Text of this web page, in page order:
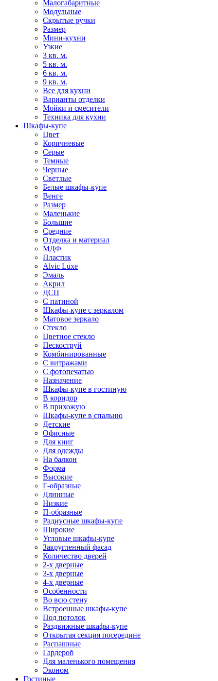
Малогабаритные
Модульные
Скрытые ручки
Размер
Мини-кухни
Узкие
3 кв. м.
5 кв. м.
6 кв. м.
9 кв. м.
Все для кухни
Варианты отделки
Мойки и смесители
Техника для кухни
Шкафы-купе
Цвет
Коричневые
Серые
Темные
Черные
Светлые
Белые шкафы-купе
Венге
Размер
Маленькие
Большие
Средние
Отделка и материал
МДФ
Пластик
Alvic Luxe
Эмаль
Акрил
ДСП
С патиной
Шкафы-купе с зеркалом
Матовое зеркало
Стекло
Цветное стекло
Пескоструй
Комбинированные
С витражами
С фотопечатью
Назначение
Шкафы-купе в гостиную
В коридор
В прихожую
Шкафы-купе в спальню
Детские
Офисные
Для книг
Для одежды
На балкон
Форма
Высокие
Г-образные
Длинные
Низкие
П-образные
Радиусные шкафы-купе
Широкие
Угловые шкафы-купе
Закругленный фасад
Количество дверей
2-х дверные
3-х дверные
4-х дверные
Особенности
Во всю стену
Встроенные шкафы-купе
Под потолок
Раздвижные шкафы-купе
Открытая секция посередине
Распашные
Гардероб
Для маленького помещения
Эконом
Гостиные